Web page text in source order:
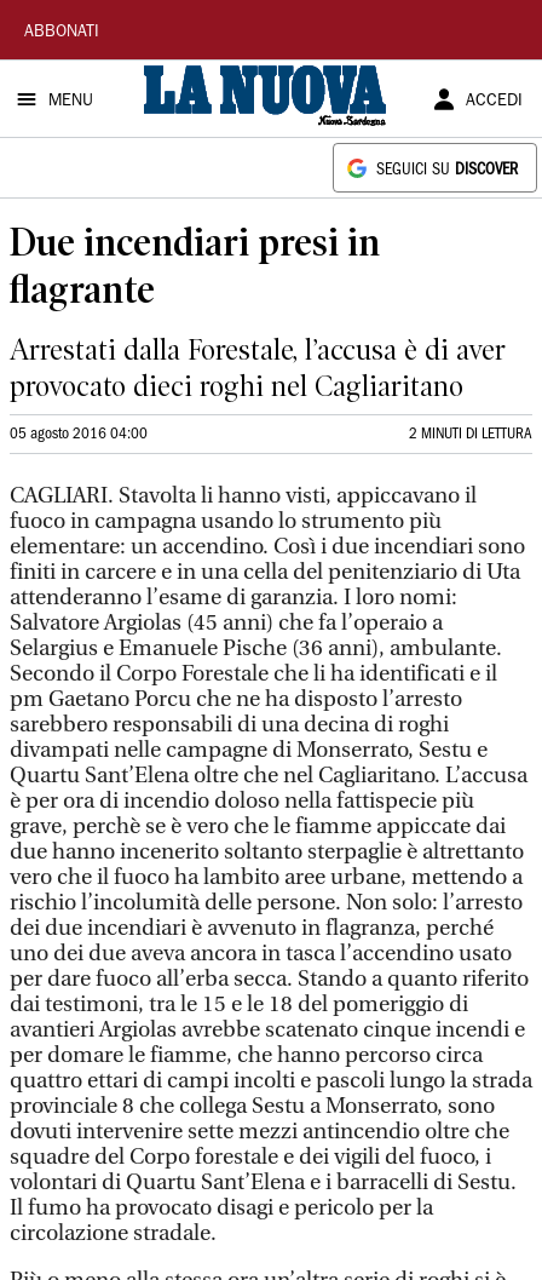
La
Nuova
Sardegna
ABBONATI
MENU ACCEDI
SEGUICI SU DISCOVER
Due incendiari presi in
flagrante
Arrestati dalla Forestale, l’accusa è di aver
provocato dieci roghi nel Cagliaritano
05 agosto 2016 04:00 2 MINUTI DI LETTURA
CAGLIARI. Stavolta li hanno visti, appiccavano il
fuoco in campagna usando lo strumento più
elementare: un accendino. Così i due incendiari sono
finiti in carcere e in una cella del penitenziario di Uta
attenderanno l’esame di garanzia. I loro nomi:
Salvatore Argiolas (45 anni) che fa l’operaio a
Selargius e Emanuele Pische (36 anni), ambulante.
Secondo il Corpo Forestale che li ha identificati e il
pm Gaetano Porcu che ne ha disposto l’arresto
sarebbero responsabili di una decina di roghi
divampati nelle campagne di Monserrato, Sestu e
Quartu Sant’Elena oltre che nel Cagliaritano. L’accusa
è per ora di incendio doloso nella fattispecie più
grave, perchè se è vero che le fiamme appiccate dai
due hanno incenerito soltanto sterpaglie è altrettanto
vero che il fuoco ha lambito aree urbane, mettendo a
rischio l’incolumità delle persone. Non solo: l’arresto
dei due incendiari è avvenuto in flagranza, perché
uno dei due aveva ancora in tasca l’accendino usato
per dare fuoco all’erba secca. Stando a quanto riferito
dai testimoni, tra le 15 e le 18 del pomeriggio di
avantieri Argiolas avrebbe scatenato cinque incendi e
per domare le fiamme, che hanno percorso circa
quattro ettari di campi incolti e pascoli lungo la strada
provinciale 8 che collega Sestu a Monserrato, sono
dovuti intervenire sette mezzi antincendio oltre che
squadre del Corpo forestale e dei vigili del fuoco, i
volontari di Quartu Sant’Elena e i barracelli di Sestu.
Il fumo ha provocato disagi e pericolo per la
circolazione stradale.